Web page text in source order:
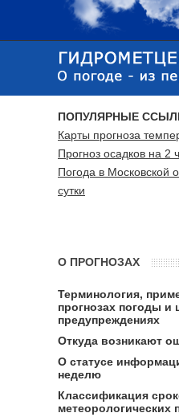
ПОПУЛЯРНЫЕ
Карты прогноза
Прогноз осадков на 2
Погода в Московской
сутки
О ПРОГНОЗАХ
Терминология,
прогнозах погоды
предупреждениях
Откуда возникают
О статусе
неделю
Классификация
метеорологических